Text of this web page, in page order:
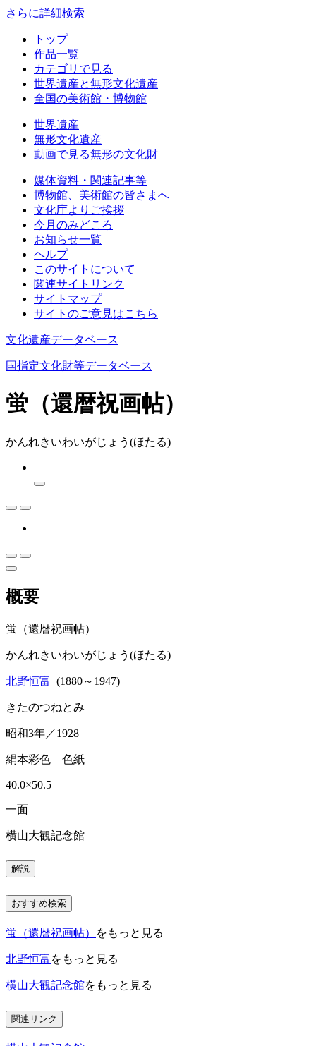
さらに詳細検索
トップ
作品一覧
カテゴリで見る
世界遺産と無形文化遺産
全国の美術館・博物館
世界遺産
無形文化遺産
動画で見る無形の文化財
媒体資料・関連記事等
博物館、美術館の皆さまへ
文化庁よりご挨拶
今月のみどころ
お知らせ一覧
ヘルプ
このサイトについて
関連サイトリンク
サイトマップ
サイトのご意見はこちら
文化遺産データベース
国指定文化財等データベース
蛍（還暦祝画帖）
かんれきいわいがじょう(ほたる)
概要
蛍（還暦祝画帖）
かんれきいわいがじょう(ほたる)
北野恒富 (1880～1947)
きたのつねとみ
昭和3年／1928
絹本彩色 色紙
40.0×50.5
一面
横山大観記念館
解説
おすすめ検索
蛍（還暦祝画帖） をもっと見る
北野恒富 をもっと見る
横山大観記念館をもっと見る
関連リンク